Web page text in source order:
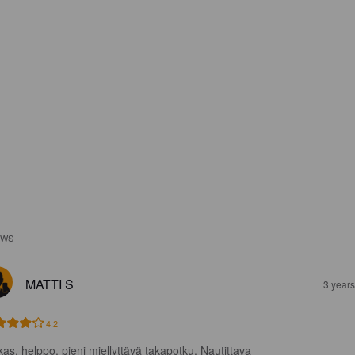
MATTI S 3
4.2
helppo, pieni miellyttävä takapotku. Nautittava